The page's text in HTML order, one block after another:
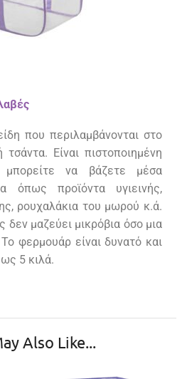
που περιλαμβάνονται στο
Είναι πιστοποιημένη
μπορείτε να βάζετε μέσα
όπως προϊόντα υγιεινής,
ρουχαλάκια του μωρού κ.ά.
δεν μαζεύει μικρόβια όσο μια
φερμουάρ είναι δυνατό και
5 κιλά.
Also Like...